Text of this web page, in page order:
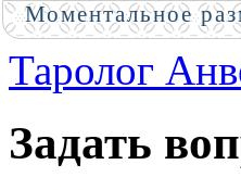
Таролог
Задать
Моментальное